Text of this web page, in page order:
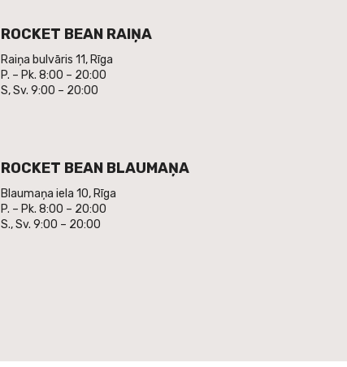
ROCKET BEAN RAIŅA
Raiņa bulvāris 11, Rīga
P. – Pk. 8:00 – 20:00
S, Sv. 9:00 – 20:00
ROCKET BEAN BLAUMAŅA
Blaumaņa iela 10, Rīga
P. – Pk. 8:00 – 20:00
S., Sv. 9:00 – 20:00